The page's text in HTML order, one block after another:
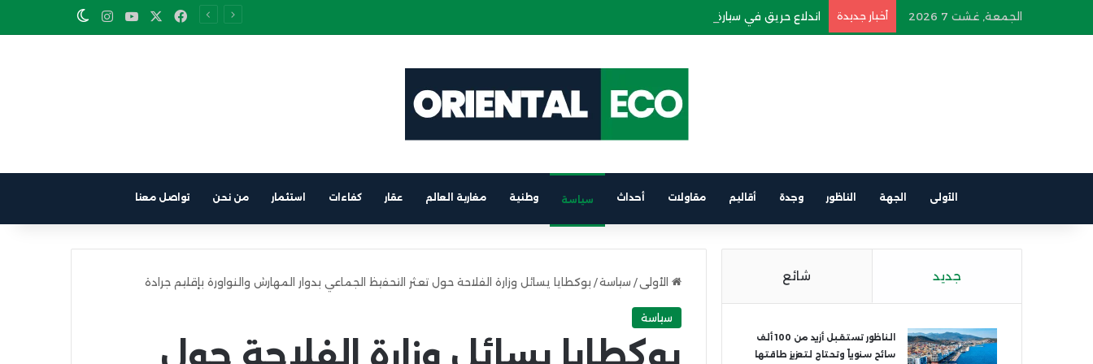
الجمعة, غشت 7 2026 أخبار جديدة اندلاع حريق في سيارة كهربائية على متن باخرة الرابط بين برشلونة والناظور Facebook
YouTube
Instagram
Switch skin
الأولى الجهة الناظور وجدة أقاليم مقاولات أحداث سياسة وطنية مغاربة العالم عقار كفاءات استثمار من نحن تواصل معنا
الأولى / سياسة/ بوكطايا يسائل وزارة الفلاحة حول تعثر التحفيظ الجماعي بدوار المهارش والنواورة بإقليم جرادة
سياسة
بوكطايا يسائل وزارة الفلاحة حول
جديد شائع
الناظور تستقبل أزيد من 100 ألف
سائح سنوياً وتحتاج لتعزيز طاقتها